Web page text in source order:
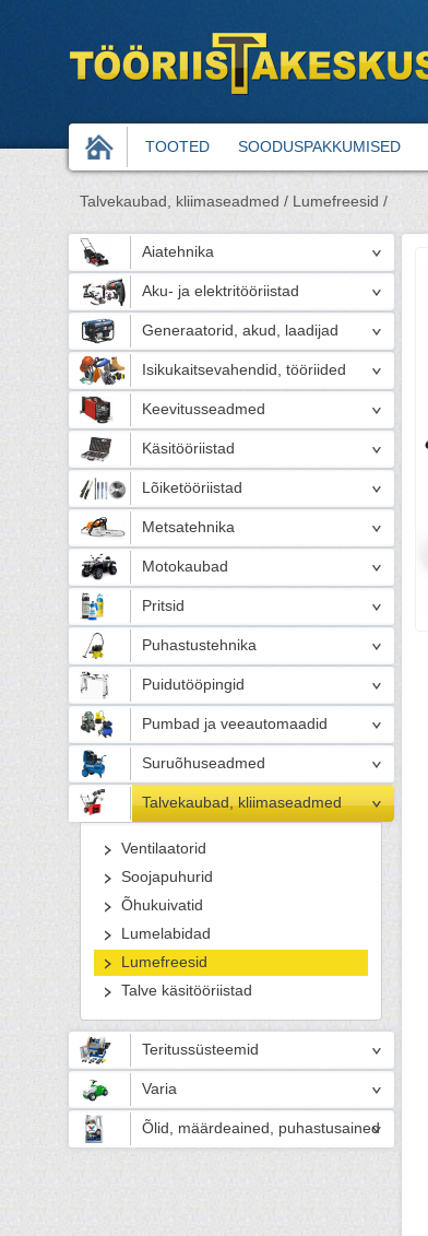
TOOTED SOODUSPAKKUMISED
Talvekaubad, kliimaseadmed / Lumefreesid /
Aiatehnika
Aku- ja elektritööriistad
Generaatorid, akud, laadijad
Isikukaitsevahendid, tööriided
Keevitusseadmed
Käsitööriistad
Lõiketööriistad
Metsatehnika
Motokaubad
Pritsid
Puhastustehnika
Puidutööpingid
Pumbad ja veeautomaadid
Suruõhuseadmed
Talvekaubad, kliimaseadmed
Ventilaatorid
Soojapuhurid
Õhukuivatid
Lumelabidad
Lumefreesid
Talve käsitööriistad
Teritussüsteemid
Varia
Õlid, määrdeained, puhastusained